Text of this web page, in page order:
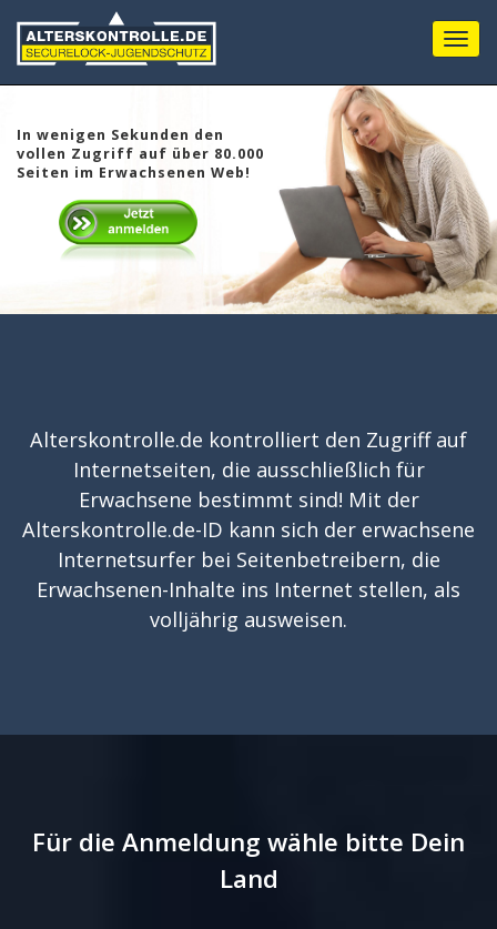
Menu
In wenigen Sekunden den
vollen Zugriff auf über 80.000
Seiten im Erwachsenen Web!
Alterskontrolle.de kontrolliert den Zugriff auf
Internetseiten, die ausschließlich für
Erwachsene bestimmt sind! Mit der
Alterskontrolle.de-ID kann sich der erwachsene
Internetsurfer bei Seitenbetreibern, die
Erwachsenen-Inhalte ins Internet stellen, als
volljährig ausweisen.
Für die Anmeldung wähle bitte Dein
Land